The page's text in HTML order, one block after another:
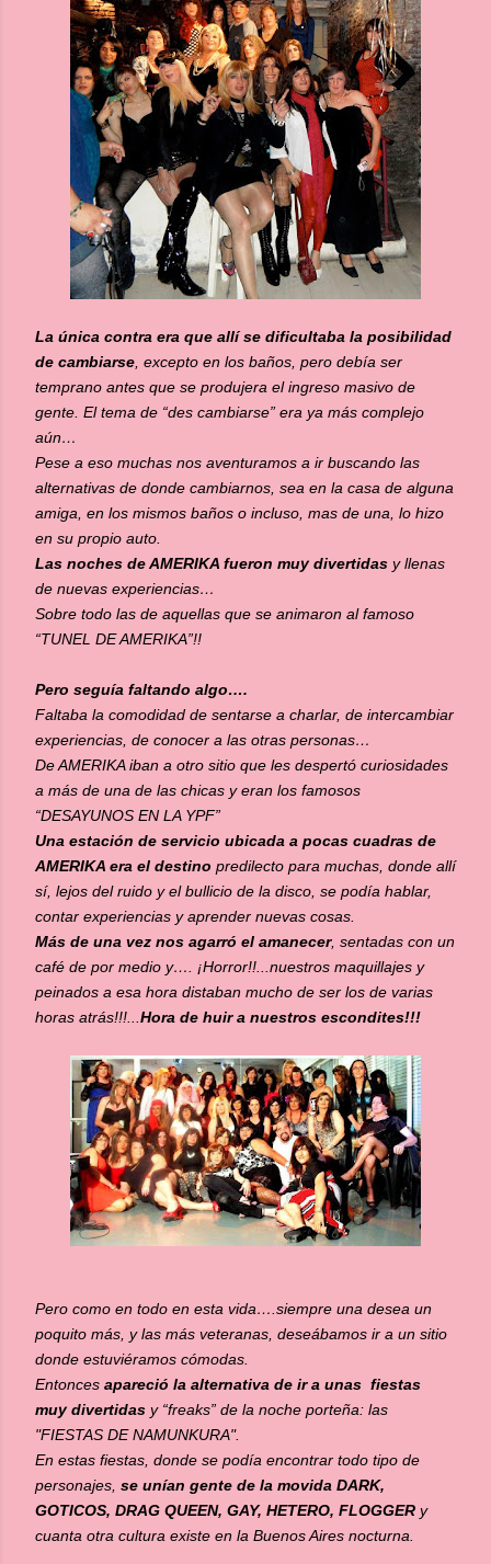
La única contra era que allí se dificultaba la posibilidad
de cambiarse , excepto en los baños, pero debía ser
temprano antes que se produjera el ingreso masivo de
gente. El tema de “des cambiarse” era ya más complejo
aún…
Pese a eso muchas nos aventuramos a ir buscando las
alternativas de donde cambiarnos, sea en la casa de alguna
amiga, en los mismos baños o incluso, mas de una, lo hizo
en su propio auto.
Las noches de AMERIKA fueron muy divertidas y llenas
de nuevas experiencias…
Sobre todo las de aquellas que se animaron al famoso
“TUNEL DE AMERIKA”!!
Pero seguía faltando algo….
Faltaba la comodidad de sentarse a charlar, de intercambiar
experiencias, de conocer a las otras personas…
De AMERIKA iban a otro sitio que les despertó curiosidades
a más de una de las chicas y eran los famosos
“DESAYUNOS EN LA YPF”
Una estación de servicio ubicada a pocas cuadras de
AMERIKA era el destino predilecto para muchas, donde allí
sí, lejos del ruido y el bullicio de la disco, se podía hablar,
contar experiencias y aprender nuevas cosas.
Más de una vez nos agarró el amanecer, sentadas con un
café de por medio y…. ¡Horror!!...nuestros maquillajes y
peinados a esa hora distaban mucho de ser los de varias
horas atrás!!!... Hora de huir a nuestros escondites!!!
Pero como en todo en esta vida….siempre una desea un
poquito más, y las más veteranas, deseábamos ir a un sitio
donde estuviéramos cómodas.
Entonces apareció la alternativa de ir a unas fiestas
muy divertidas y “freaks” de la noche porteña: las
"FIESTAS DE NAMUNKURA".
En estas fiestas, donde se podía encontrar todo tipo de
personajes, se unían gente de la movida DARK,
GOTICOS, DRAG QUEEN, GAY, HETERO, FLOGGER y
cuanta otra cultura existe en la Buenos Aires nocturna.